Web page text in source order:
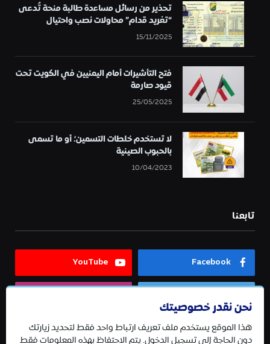
تحذير من رسائل مساعدة طالبة منحة تُدعى
“تغريد قدام” محاولات نصب واحتيال
15/11/2025
فتح التأشيرات أمام اليمنيين في الكويت تحت
قيود صارمة
25/05/2025
لا تستخدم خلطات التسمين؛ أو ما تسمى
بالحبوب الصينية
10/04/2023
تابعنا
Facebook
YouTube
Telegram
نحن نقدر خصوصيتك
هذا الموقع يستخدم ملف تعريف ارتباط واحد فقط لتحديد زيارتك
دون الحاجة إلى تسجيل الدخول. يتم الاحتفاظ بهذه المعلومات فقط